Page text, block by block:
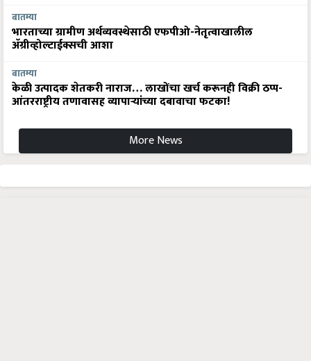
बातम्या
भारताच्या ग्रामीण अर्थव्यवस्थेसाठी एफपीओ-नेतृत्वाखालील
अ‍ॅग्रीव्होल्टाईक्सची आशा
बातम्या
केळी उत्पादक शेतकरी नाराज… लाखोंचा खर्च करूनही विक्री ठप्प-
आंतरराष्ट्रीय तणावासह व्यापाऱ्यांच्या दबावाचा फटका!
More News